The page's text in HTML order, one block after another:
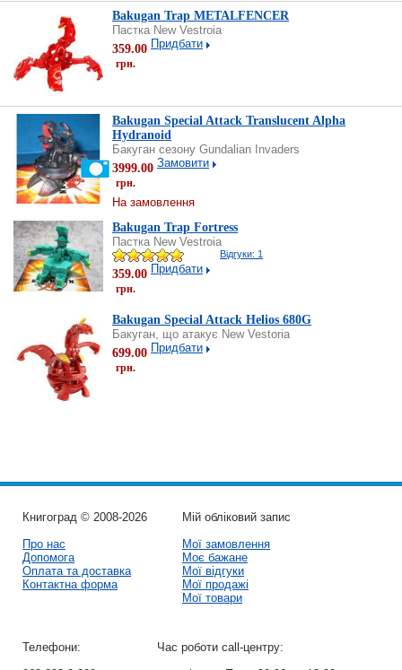
Bakugan Trap METALFENCER
Пастка New Vestroia
359.00
грн.
Придбати
Bakugan Special Attack Translucent Alpha
Hydranoid
Бакуган сезону Gundalian Invaders
3999.00
грн.
Замовити
На замовлення
Bakugan Trap Fortress
Пастка New Vestroia
Відгуки: 1
359.00
грн.
Придбати
Bakugan Special Attack Helios 680G
Бакуган, що атакує New Vestoria
699.00
грн.
Придбати
Книгоград © 2008-2026
Про нас
Допомога
Оплата та доставка
Контактна форма
Мій обліковий запис
Мої замовлення
Моє бажане
Мої відгуки
Мої продажі
Мої товари
Телефони:
Час роботи call-центру: